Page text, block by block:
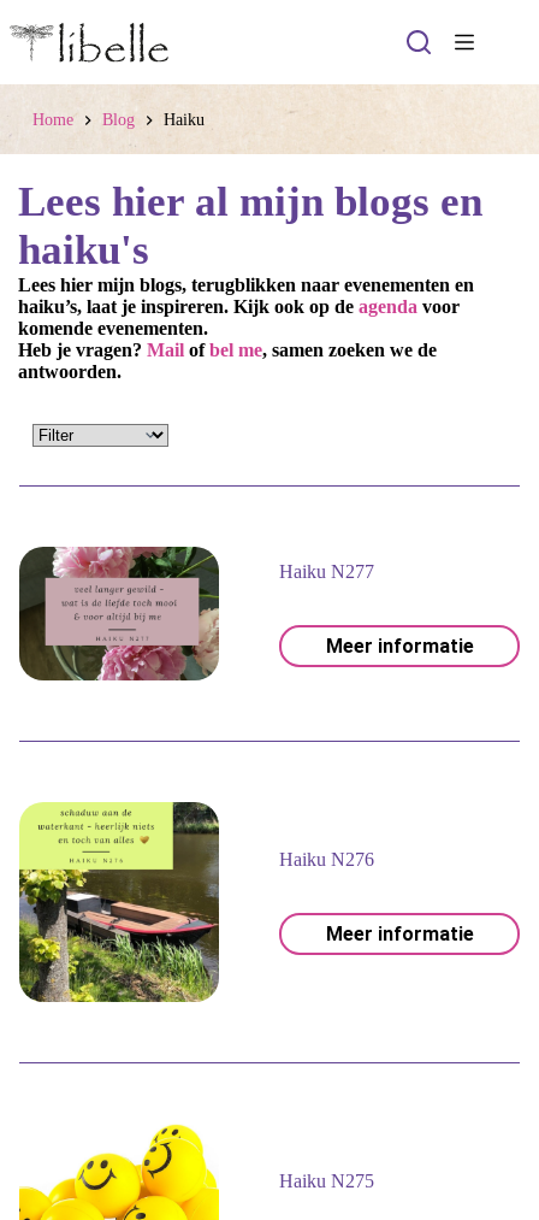
naar
Home Blog Haiku
Lees hier al mijn blogs en
haiku's
Lees hier mijn blogs, terugblikken naar evenementen en
haiku’s, laat je inspireren. Kijk ook op de agenda voor
komende evenementen.
Heb je vragen? Mail ofbel me, samen zoeken we de
antwoorden.
Haiku N277
Meer informatie
Haiku N276
Meer informatie
Haiku N275